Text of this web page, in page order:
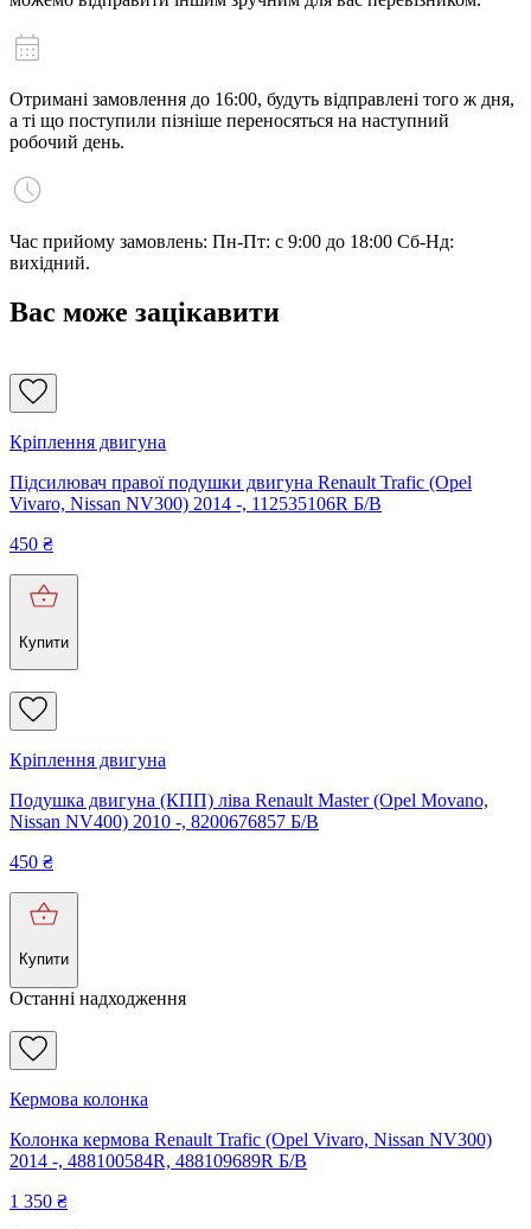
Отримані замовлення до 16:00, будуть відправлені того ж дня,
а ті що поступили пізніше переносяться на наступний
робочий день.
Час прийому замовлень: Пн-Пт: с 9:00 до 18:00 Сб-Нд:
вихідний.
Вас може зацікавити
Кріплення двигуна
Підсилювач правої подушки двигуна Renault Trafic (Opel
Vivaro, Nissan NV300) 2014 -, 112535106R Б/В
450 ₴
Купити
Кріплення двигуна
Подушка двигуна (КПП) ліва Renault Master (Opel Movano,
Nissan NV400) 2010 -, 8200676857 Б/В
450 ₴
Купити
Останні надходження
Кермова колонка
Колонка кермова Renault Trafic (Opel Vivaro, Nissan NV300)
2014 -, 488100584R, 488109689R Б/В
1 350 ₴